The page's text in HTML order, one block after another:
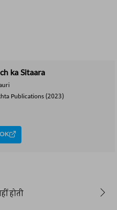
ka Sitaara
Publications(2023)
होती